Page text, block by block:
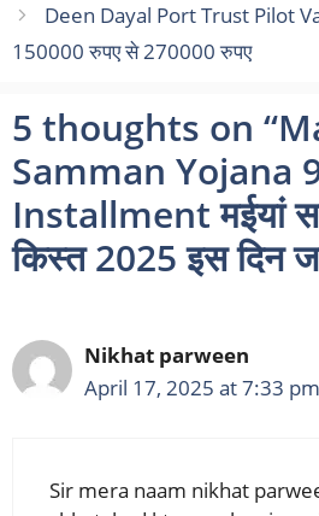
Deen Dayal Port Trust Pilot
150000 रुपए से 270000 रुपए
5 thoughts on
Samman Yojana
Installment मईयां
किस्त 2025 इस दिन
Nikhat parween
April 17, 2025 at 7:33 pm
Sir mera naam nikhat